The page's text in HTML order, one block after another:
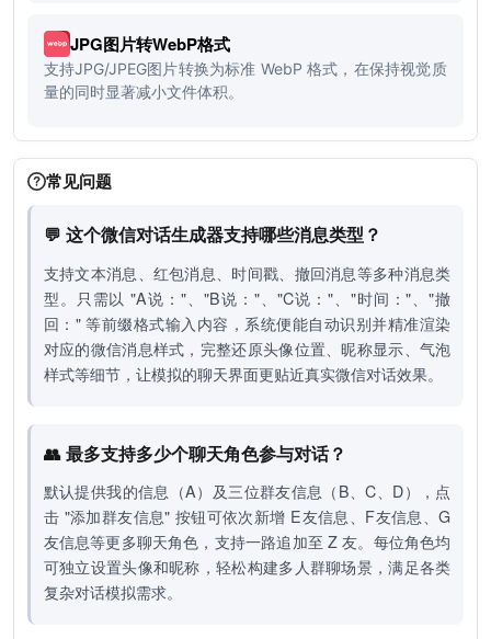
JPG图片转WebP格式
支持JPG/JPEG图片转换为标准 WebP 格式，在保持视觉质
量的同时显著减小文件体积。
常见问题
💬 这个微信对话生成器支持哪些消息类型？
支持文本消息、红包消息、时间戳、撤回消息等多种消息类
型。只需以 "A说："、"B说："、"C说："、"时间："、"撤
回：" 等前缀格式输入内容，系统便能自动识别并精准渲染
对应的微信消息样式，完整还原头像位置、昵称显示、气泡
样式等细节，让模拟的聊天界面更贴近真实微信对话效果。
👥 最多支持多少个聊天角色参与对话？
默认提供我的信息（A）及三位群友信息（B、C、D），点
击 "添加群友信息" 按钮可依次新增 E友信息、F友信息、G
友信息等更多聊天角色，支持一路追加至 Z 友。每位角色均
可独立设置头像和昵称，轻松构建多人群聊场景，满足各类
复杂对话模拟需求。